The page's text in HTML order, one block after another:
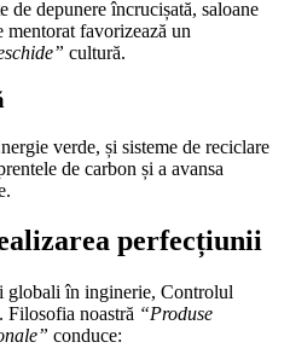
de depunere încrucișată, saloane
mentorat favorizează un
cultură.
verde, și sisteme de reciclare
de carbon și a avansa
perfecțiunii
globali în inginerie, Controlul
Filosofia noastră “Produse
conduce: